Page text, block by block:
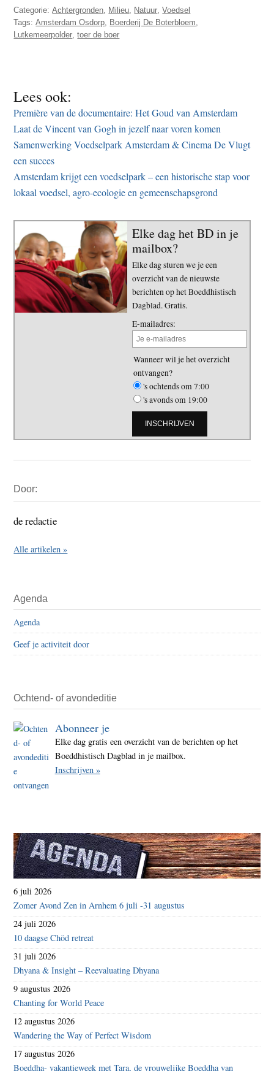
Categorie:Achtergronden, Milieu, Natuur,Voedsel
Tags:Amsterdam Osdorp, Boerderij De Boterbloem,
Lutkemeerpolder,toer de boer
Lees ook:
Première van de documentaire: Het Goud van Amsterdam
Laat de Vincent van Gogh in jezelf naar voren komen
Samenwerking Voedselpark Amsterdam & Cinema De Vlugt
een succes
Amsterdam krijgt een voedselpark – een historische stap voor
lokaal voedsel, agro-ecologie en gemeenschapsgrond
Elke dag het BD in je
mailbox?
Elke dag sturen we je een
overzicht van de nieuwste
berichten op het Boeddhistisch
Dagblad. Gratis.
E-mailadres:
Wanneer wil je het overzicht
ontvangen?
's ochtends om 7:00
's avonds om 19:00
Sidebar
Door:
de redactie
Alle artikelen »
Agenda
Agenda
Geef je activiteit door
Ochtend- of avondeditie
Abonneer je
Elke dag gratis een overzicht van de berichten op het
Boeddhistisch Dagblad in je mailbox.
Inschrijven »
6 juli 2026
Zomer Avond Zen in Arnhem 6 juli -31 augustus
24 juli 2026
10 daagse Chöd retreat
31 juli 2026
Dhyana & Insight – Reevaluating Dhyana
9 augustus 2026
Chanting for World Peace
12 augustus 2026
Wandering the Way of Perfect Wisdom
17 augustus 2026
Boeddha- vakantieweek met Tara, de vrouwelijke Boeddha van